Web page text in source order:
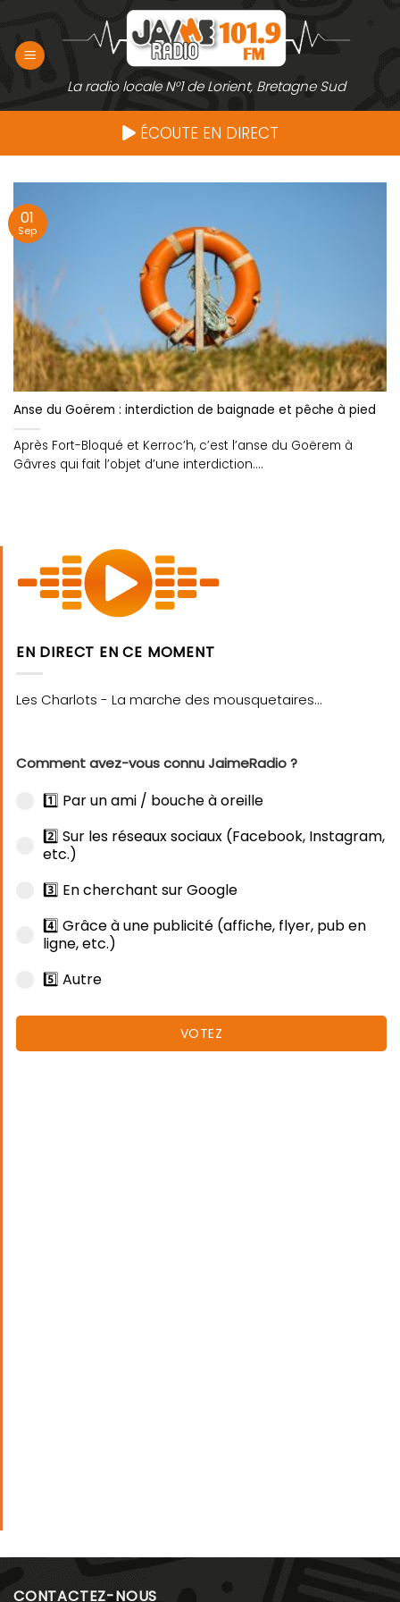
contenu
La radio locale N°1 de Lorient, Bretagne Sud
ÉCOUTE EN DIRECT
Anse du Goërem : interdiction de baignade et pêche à pied
Après Fort-Bloqué et Kerroc’h, c’est l’anse du Goërem à
Gâvres qui fait l’objet d’une interdiction....
01
Sep
EN DIRECT EN CE MOMENT
Comment avez-vous connu JaimeRadio ?
1️⃣ Par un ami / bouche à oreille
2️⃣ Sur les réseaux sociaux (Facebook, Instagram,
etc.)
3️⃣ En cherchant sur Google
4️⃣ Grâce à une publicité (affiche, flyer, pub en
ligne, etc.)
5️⃣ Autre
VOTEZ
CONTACTEZ-NOUS